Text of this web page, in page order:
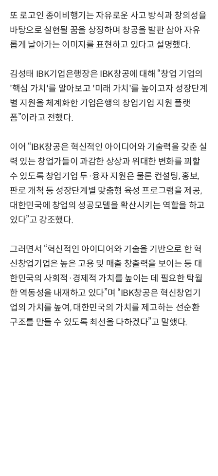
또 로고인 종이비행기는 자유로운 사고 방식과 창의성을
바탕으로 실현될 꿈을 상징하며 창공을 발판 삼아 자유
롭게 날아가는 이미지를 표현하고 있다고 설명했다.
김성태 IBK기업은행장은 IBK창공에 대해 “창업 기업의
'핵심 가치'를 알아보고 '미래 가치'를 높이고자 성장단계
별 지원을 체계화한 기업은행의 창업기업 지원 플랫
폼”이라고 전했다.
이어 “IBK창공은 혁신적인 아이디어와 기술력을 갖춘 실
력 있는 창업가들이 과감한 상상과 위대한 변화를 꾀할
수 있도록 창업기업 투·융자 지원은 물론 컨설팅, 홍보,
판로 개척 등 성장단계별 맞춤형 육성 프로그램을 제공,
대한민국에 창업의 성공모델을 확산시키는 역할을 하고
있다”고 강조했다.
그러면서 “혁신적인 아이디어와 기술을 기반으로 한 혁
신창업기업은 높은 고용 및 매출 창출력을 보이는 등 대
한민국의 사회적·경제적 가치를 높이는 데 필요한 탁월
한 역동성을 내재하고 있다”며 “IBK창공은 혁신창업기
업의 가치를 높여, 대한민국의 가치를 제고하는 선순환
구조를 만들 수 있도록 최선을 다하겠다”고 말했다.